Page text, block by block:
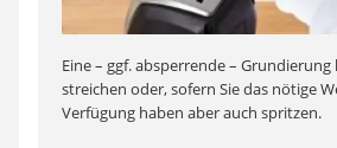
Eine – ggf. absperrende – Grundierung
streichen oder, sofern Sie das nötige
Verfügung haben aber auch spritzen.